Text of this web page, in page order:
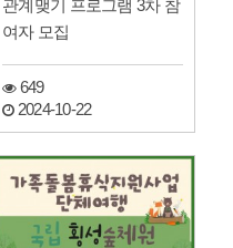
관계맺기 프로그램 3차 참
여자 모집
649
2024-10-22